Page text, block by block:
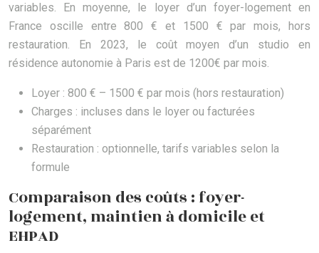
variables. En moyenne, le loyer d’un foyer-logement en
France oscille entre 800 € et 1500 € par mois, hors
restauration. En 2023, le coût moyen d’un studio en
résidence autonomie à Paris est de 1200€ par mois.
Loyer : 800 € – 1500 € par mois (hors restauration)
Charges : incluses dans le loyer ou facturées
séparément
Restauration : optionnelle, tarifs variables selon la
formule
Comparaison des coûts : foyer-
logement, maintien à domicile et
EHPAD